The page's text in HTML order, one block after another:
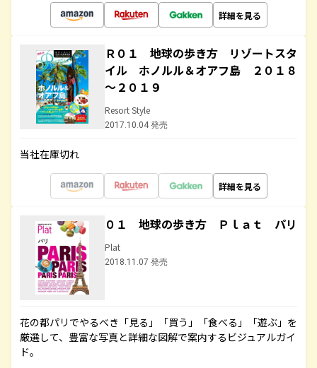
詳細を見る
Ｒ０１ 地球の歩き方 リゾートスタ
イル ホノルル＆オアフ島 ２０１８
～２０１９
Resort Style
2017.10.04 発売
当社在庫切れ
詳細を見る
０１ 地球の歩き方 Ｐｌａｔ パリ
Plat
2018.11.07 発売
花の都パリでやるべき「見る」「買う」「食べる」「遊ぶ」を
厳選して、豊富な写真と詳細な図解で案内するビジュアルガイ
ド。